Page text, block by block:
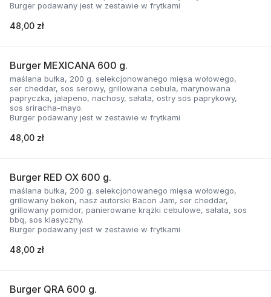
Burger podawany jest w zestawie w frytkami
48,00 zł
Burger MEXICANA 600 g.
maślana bułka, 200 g. selekcjonowanego mięsa wołowego,
ser cheddar, sos serowy, grillowana cebula, marynowana
papryczka, jalapeno, nachosy, sałata, ostry sos paprykowy,
sos sriracha-mayo.
Burger podawany jest w zestawie w frytkami
48,00 zł
Burger RED OX 600 g.
maślana bułka, 200 g. selekcjonowanego mięsa wołowego,
grillowany bekon, nasz autorski Bacon Jam, ser cheddar,
grillowany pomidor, panierowane krążki cebulowe, sałata, sos
bbq, sos klasyczny.
Burger podawany jest w zestawie w frytkami
48,00 zł
Burger QRA 600 g.